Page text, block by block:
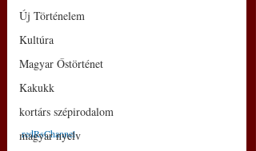
Új Történelem
Kultúra
Magyar Őstörténet
Kakukk
kortárs szépirodalom
magyar nyelv
redRsChannel